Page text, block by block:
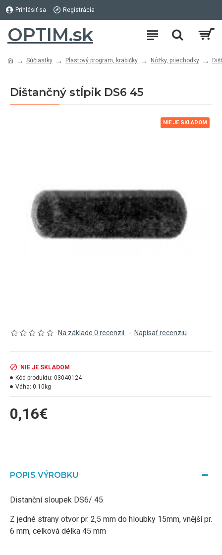
Prihlásiť sa Registrácia
OPTIM.sk
Súčiastky Plastový program, krabičky Nôžky, priechodky
Dištančný stĺpik DS6 45
NIE JE SKLADOM
Na základe 0 recenzií. - Napísať recenziu
0,16€
NIE JE SKLADOM
Kód produktu: 03040124
Váha: 0.10kg
POPIS VÝROBKU
Distanční sloupek DS6/ 45
Z jedné strany otvor pr. 2,5 mm do hloubky 15mm, vnější pr.
6 mm, celková délka 45 mm